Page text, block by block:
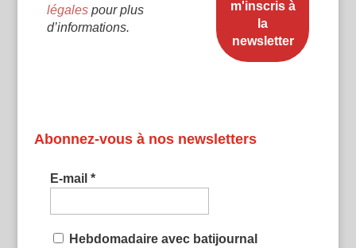
légalespour plus
d’informations.
Abonnez-vous à nos newsletters
E-mail *
Hebdomadaire avec batijournal